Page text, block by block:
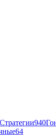
Стратегии940
64